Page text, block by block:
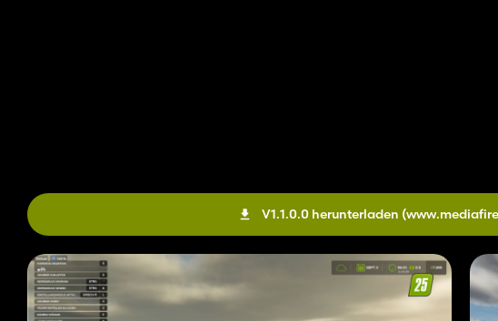
V1.1.0.0 herunterladen